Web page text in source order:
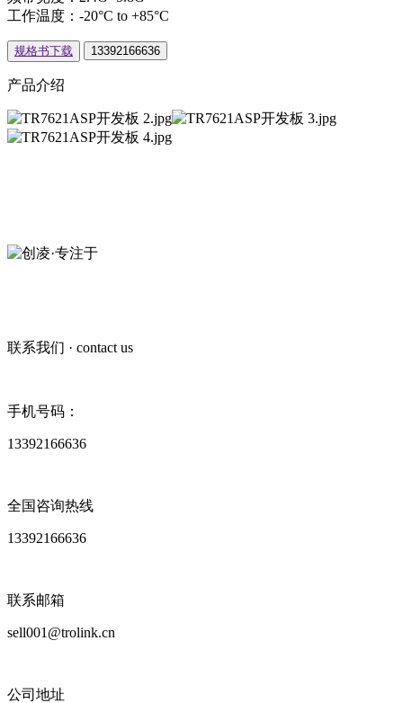
工作温度：-20°C to +85°C
规格书下载 13392166636
产品介绍
联系我们 · contact us
手机号码：
13392166636
全国咨询热线
13392166636
联系邮箱
sell001@trolink.cn
公司地址